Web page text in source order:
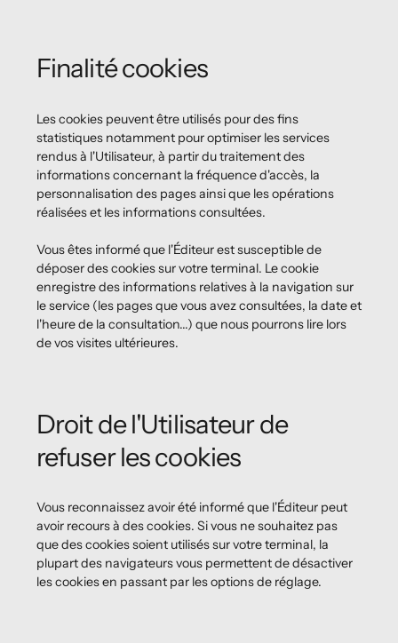
Finalité cookies
Les cookies peuvent être utilisés pour des fins
statistiques notamment pour optimiser les services
rendus à l'Utilisateur, à partir du traitement des
informations concernant la fréquence d'accès, la
personnalisation des pages ainsi que les opérations
réalisées et les informations consultées.
Vous êtes informé que l'Éditeur est susceptible de
déposer des cookies sur votre terminal. Le cookie
enregistre des informations relatives à la navigation sur
le service (les pages que vous avez consultées, la date et
l'heure de la consultation...) que nous pourrons lire lors
de vos visites ultérieures.
Droit de l'Utilisateur de
refuser les cookies
Vous reconnaissez avoir été informé que l'Éditeur peut
avoir recours à des cookies. Si vous ne souhaitez pas
que des cookies soient utilisés sur votre terminal, la
plupart des navigateurs vous permettent de désactiver
les cookies en passant par les options de réglage.